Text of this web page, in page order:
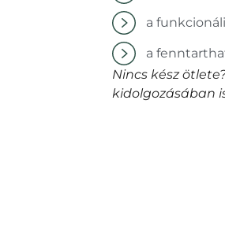
a
a
Nincs kész
kidolgozásában